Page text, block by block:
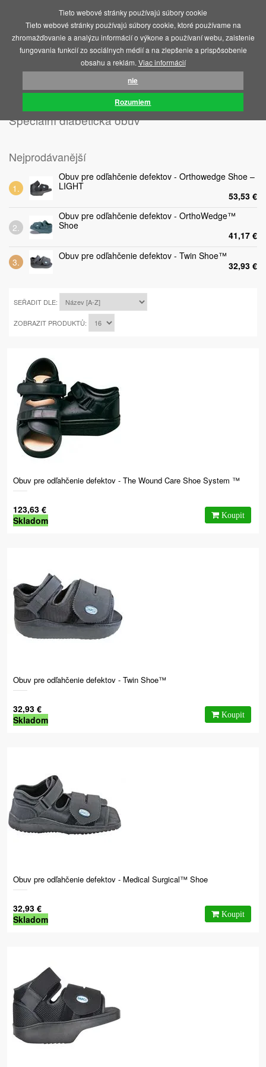
ÚVOD STAROSTLIVOSŤ O NOHY SPECIÁLNÍ DIABETICKÁ OBUV
Speciální diabetická obuv
Nejprodávanější
Obuv pre odľahčenie defektov - Orthowedge Shoe –
LIGHT
53,53 €
Obuv pre odľahčenie defektov - OrthoWedge™
Shoe
41,17 €
Obuv pre odľahčenie defektov - Twin Shoe™
32,93 €
SEŘADIT DLE:
ZOBRAZIT PRODUKTŮ:
Obuv pre odľahčenie defektov - The Wound Care Shoe System ™
123,63 €
Skladom
Obuv pre odľahčenie defektov - Twin Shoe™
32,93 €
Skladom
Obuv pre odľahčenie defektov - Medical Surgical™ Shoe
32,93 €
Skladom
Tieto webové stránky používajú súbory cookie
Tieto webové stránky používajú súbory cookie, ktoré používame na
zhromažďovanie a analýzu informácií o výkone a používaní webu, zaistenie
fungovania funkcií zo sociálnych médií a na zlepšenie a prispôsobenie
obsahu a reklám. Viac informácií
nie
Rozumiem